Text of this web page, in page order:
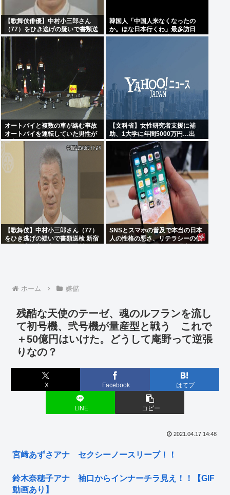
【歌舞伎俳優】中村小三郎さん
（77）をひき逃げの疑いで書類送
検 東京・新宿区の路上で歩行者の
20代女性をはねてけがをさせたう
韓国人「中国人来なくなったの
か。ほな日本行くわ」最多訪日
数、前年同期比19%増
オートバイと複数の車が絡む事故
オートバイを運転していた男性が
死亡 現場から車が逃走
【文科省】女性研究者支援に補
助、1大学に年間5000万円…出
産・子育と両立できる環境整備し
研究力底上げ
【歌舞伎】中村小三郎さん（77）
をひき逃げの疑いで書類送検 新宿
SNSとスマホの普及で本当の日本
人の性格の悪さ、リテラシーの低
ホーム 嫌儲
残酷な天使のテーゼ、魂のルフランを流し
て初号機、弐号機が量産型と戦う これで
＋50億円はいけた。どうして庵野って逆張
りなの？
X Facebook はてブ
LINE コピー
2021.04.17 14:48
宮﨑あずさアナ セクシーノースリーブ！！
鈴木奈穂子アナ 袖口からインナーチラ見え！！【GIF
動画あり】